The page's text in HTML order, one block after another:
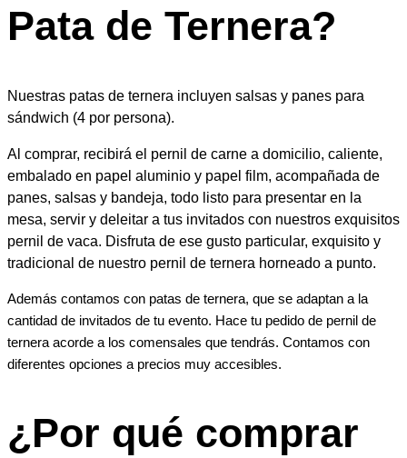
Pata de Ternera?
Nuestras patas de ternera incluyen salsas y panes para
sándwich (4 por persona).
Al comprar, recibirá el pernil de carne a domicilio, caliente,
embalado en papel aluminio y papel film, acompañada de
panes, salsas y bandeja, todo listo para presentar en la
mesa, servir y deleitar a tus invitados con nuestros exquisitos
pernil de vaca. Disfruta de ese gusto particular, exquisito y
tradicional de nuestro pernil de ternera horneado a punto.
Además contamos con patas de ternera, que se adaptan a la
cantidad de invitados de tu evento. Hace tu pedido de pernil de
ternera acorde a los comensales que tendrás. Contamos con
diferentes opciones a precios muy accesibles.
¿Por qué comprar